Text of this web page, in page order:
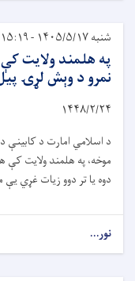
شنبه ۱۴۰۵/۵/۱۷ - ۱۵:۱۹
په هلمند ولایت
نمرو د وېش لړۍ
۱۴۴۸/۲/۲۴
د اسلامي امارت د کابینې
موخه، په هلمند ولایت کې
دوه یا تر دوو زیات غړي
نور...